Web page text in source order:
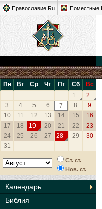
Православие.Ru Поместные
Пн Вт Ср Чт Пт Сб
Вс
1
2
3
4 5 6 7 8
9
10
11 12 13 14 15
16
17
18 19 20 21 22
23
24
25 26 27 28 29
30
31
Ст. ст.
Нов. ст.
Календарь
Библия